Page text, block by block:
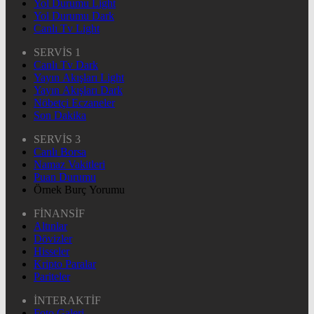
Yol Durumu Light
Yol Durumu Dark
Canlı Tv Light
SERVİS 1
Canlı Tv Dark
Yayın Akışları Light
Yayın Akışları Dark
Nöbetçi Eczaneler
Son Dakika
SERVİS 3
Canlı Borsa
Namaz Vakitleri
Puan Durumu
Örnek Burç Yorumu
FİNANSİF
Altınlar
Dövizler
Hisseler
Kripto Paralar
Pariteler
İNTERAKTİF